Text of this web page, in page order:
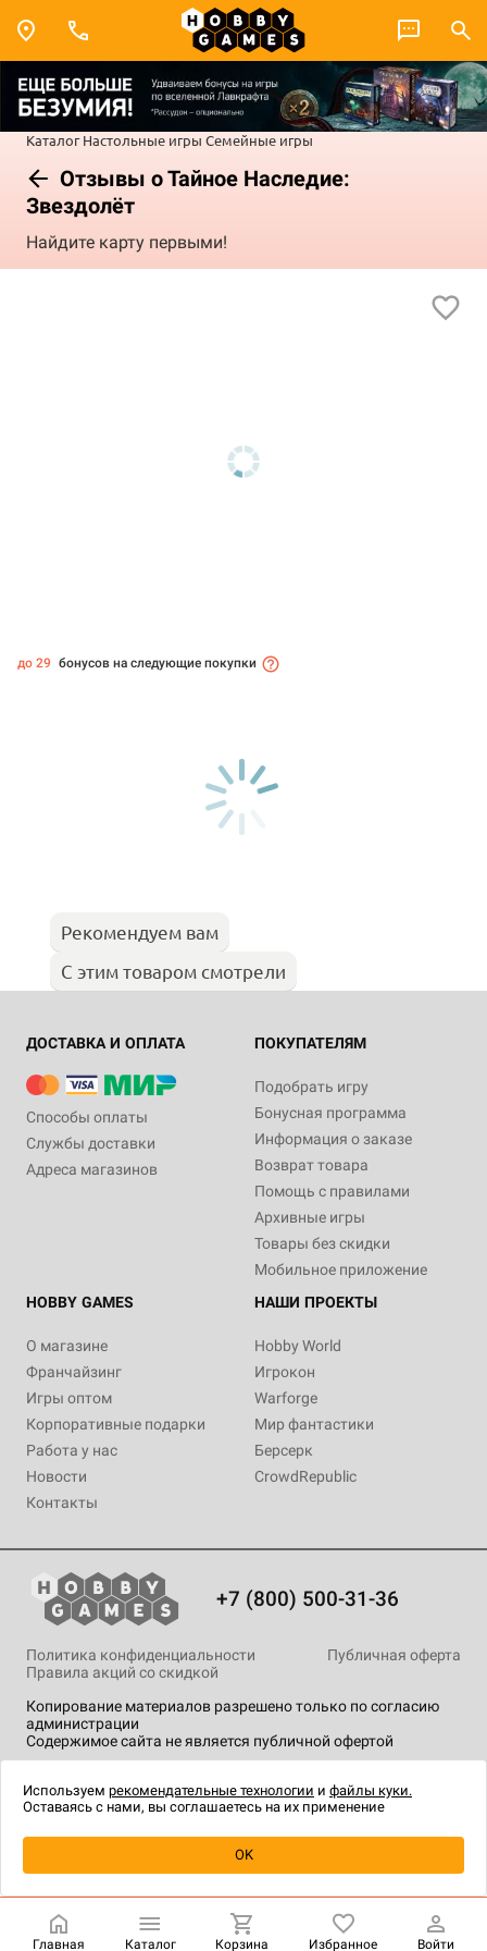
Каталог Настольные игры Семейные игры
Отзывы о Тайное Наследие:
Звездолёт
Найдите карту первыми!
до 29 бонусов на следующие покупки
Рекомендуем вам
С этим товаром смотрели
ДОСТАВКА И ОПЛАТА
Способы оплаты
Службы доставки
Адреса магазинов
ПОКУПАТЕЛЯМ
Подобрать игру
Бонусная программа
Информация о заказе
Возврат товара
Помощь с правилами
Архивные игры
Товары без скидки
Мобильное приложение
HOBBY GAMES
О магазине
Франчайзинг
Игры оптом
Корпоративные подарки
Работа у нас
Новости
Контакты
НАШИ ПРОЕКТЫ
Hobby World
Игрокон
Warforge
Мир фантастики
Берсерк
CrowdRepublic
+7 (800) 500-31-36
Копирование материалов разрешено только по согласию
администрации
Содержимое сайта не является публичной офертой
Политика конфиденциальности
Публичная оферта
Правила акций со скидкой
технологии.
Главная Каталог Корзина Избранное Войти
Используем рекомендательные технологии и файлы куки.
Оставаясь с нами, вы соглашаетесь на их применение
OK